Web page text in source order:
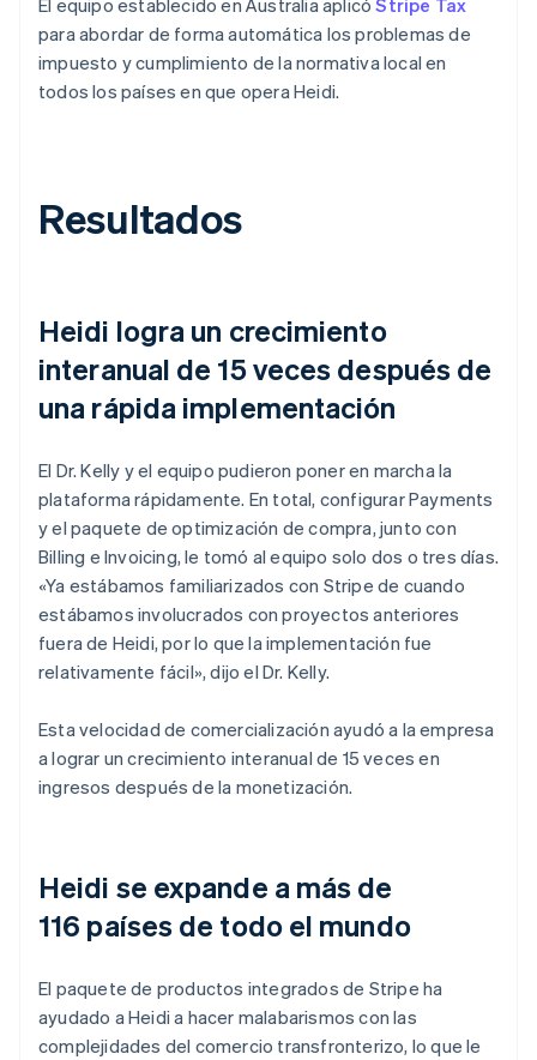
para abordar de forma automática los problemas de
impuesto y cumplimiento de la normativa local en
todos los países en que opera Heidi.
Resultados
Heidi logra un crecimiento
interanual de 15 veces después de
una rápida implementación
El Dr. Kelly y el equipo pudieron poner en marcha la
plataforma rápidamente. En total, configurar Payments
y el paquete de optimización de compra, junto con
Billing e Invoicing, le tomó al equipo solo dos o tres días.
«Ya estábamos familiarizados con Stripe de cuando
estábamos involucrados con proyectos anteriores
fuera de Heidi, por lo que la implementación fue
relativamente fácil», dijo el Dr. Kelly.
Esta velocidad de comercialización ayudó a la empresa
a lograr un crecimiento interanual de 15 veces en
ingresos después de la monetización.
Heidi se expande a más de
116 países de todo el mundo
El paquete de productos integrados de Stripe ha
ayudado a Heidi a hacer malabarismos con las
complejidades del comercio transfronterizo, lo que le